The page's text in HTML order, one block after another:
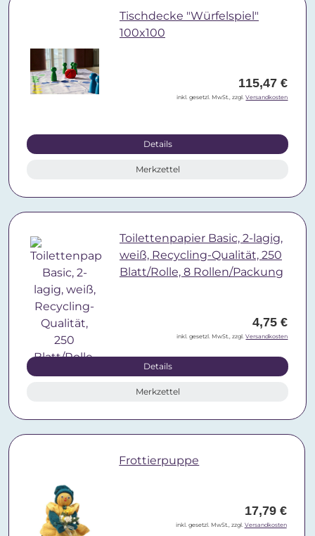
Tischdecke "Würfelspiel"
100x100
115,47 €
inkl. gesetzl. MwSt., zzgl.Versandkosten
Details
Merkzettel
Toilettenpapier Basic, 2-lagig,
weiß, Recycling-Qualität, 250
Blatt/Rolle, 8 Rollen/Packung
4,75 €
inkl. gesetzl. MwSt., zzgl.Versandkosten
Details
Merkzettel
Frottierpuppe
17,79 €
inkl. gesetzl. MwSt., zzgl. Versandkosten